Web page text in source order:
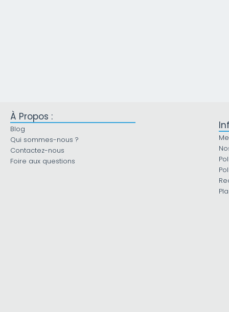
À Propos :
Blog
Qui sommes-nous ?
Contactez-nous
Foire aux questions